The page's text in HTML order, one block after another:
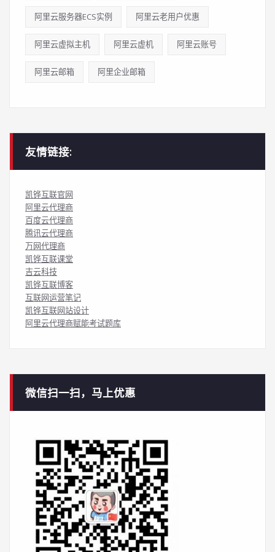
阿里云服务器ECS实例 阿里云老用户优惠
阿里云虚拟主机 阿里云虚机 阿里云账号
阿里云邮箱 阿里企业邮箱
友情链接:
凯铧互联官网
阿里云代理商
百度云代理商
腾讯云代理商
万网代理商
凯铧互联课堂
吉云科技
凯铧互联博客
互联网运营笔记
凯铧互联网站设计
阿里云代理商赋能考试题库
微信扫一扫，马上优惠